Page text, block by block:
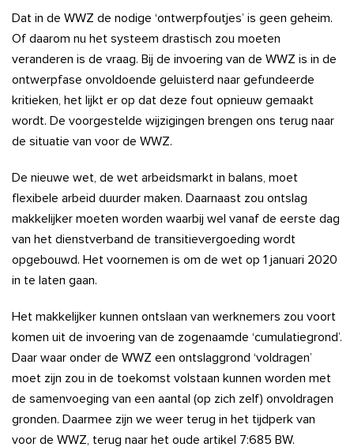
Dat in de WWZ de nodige ‘ontwerpfoutjes’ is geen geheim.
Of daarom nu het systeem drastisch zou moeten
veranderen is de vraag. Bij de invoering van de WWZ is in de
ontwerpfase onvoldoende geluisterd naar gefundeerde
kritieken, het lijkt er op dat deze fout opnieuw gemaakt
wordt. De voorgestelde wijzigingen brengen ons terug naar
de situatie van voor de WWZ.
De nieuwe wet, de wet arbeidsmarkt in balans, moet
flexibele arbeid duurder maken. Daarnaast zou ontslag
makkelijker moeten worden waarbij wel vanaf de eerste dag
van het dienstverband de transitievergoeding wordt
opgebouwd. Het voornemen is om de wet op 1 januari 2020
in te laten gaan.
Het makkelijker kunnen ontslaan van werknemers zou voort
komen uit de invoering van de zogenaamde ‘cumulatiegrond’.
Daar waar onder de WWZ een ontslaggrond ‘voldragen’
moet zijn zou in de toekomst volstaan kunnen worden met
de samenvoeging van een aantal (op zich zelf) onvoldragen
gronden. Daarmee zijn we weer terug in het tijdperk van
voor de WWZ, terug naar het oude artikel 7:685 BW.